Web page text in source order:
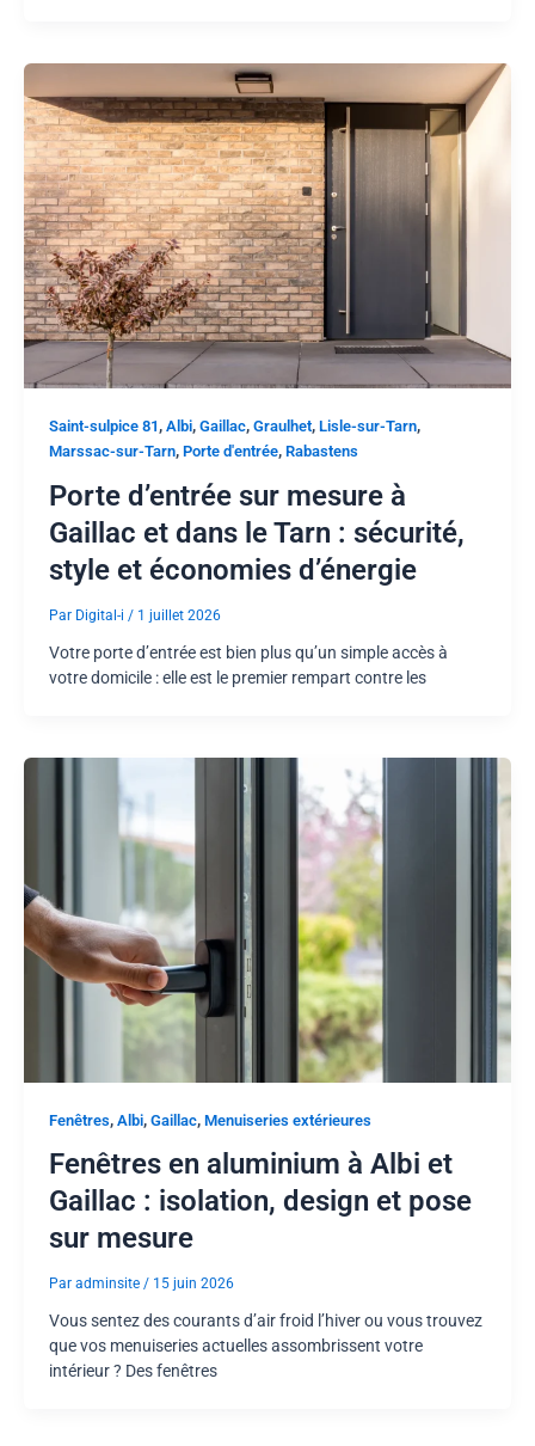
Saint-sulpice 81 , Albi, Gaillac, Graulhet, Lisle-sur-Tarn,
Marssac-sur-Tarn, Porte d'entrée, Rabastens
Porte d’entrée sur mesure à
Gaillac et dans le Tarn : sécurité,
style et économies d’énergie
Par Digital-i / 1 juillet 2026
Votre porte d’entrée est bien plus qu’un simple accès à
votre domicile : elle est le premier rempart contre les
Fenêtres, Albi, Gaillac, Menuiseries extérieures
Fenêtres en aluminium à Albi et
Gaillac : isolation, design et pose
sur mesure
Par adminsite / 15 juin 2026
Vous sentez des courants d’air froid l’hiver ou vous trouvez
que vos menuiseries actuelles assombrissent votre
intérieur ? Des fenêtres